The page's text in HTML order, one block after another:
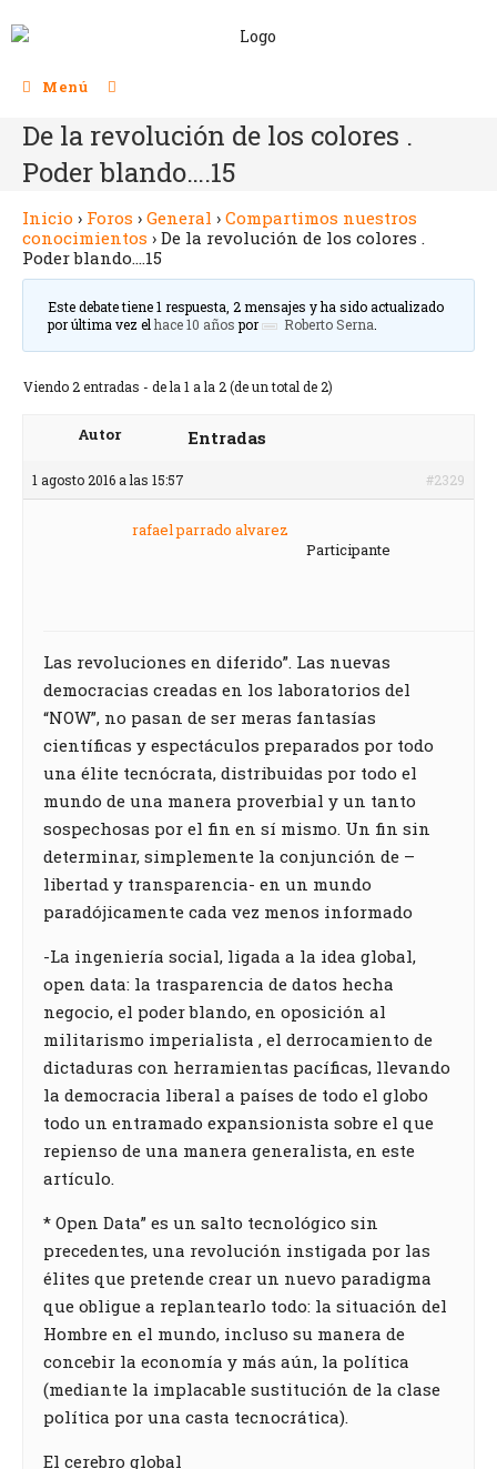
Menú
De la revolución de los colores .
Poder blando….15
Inicio › Foros › General › Compartimos nuestros
conocimientos › De la revolución de los colores .
Poder blando….15
Este debate tiene 1 respuesta, 2 mensajes y ha sido actualizado
por última vez el hace 10 añospor Roberto Serna
Viendo 2 entradas - de la 1 a la 2 (de un total de 2)
Autor Entradas
1 agosto 2016 a las 15:57 #2329
rafael parrado alvarez
Participante
Las revoluciones en diferido”. Las nuevas
democracias creadas en los laboratorios del
“NOW”, no pasan de ser meras fantasías
científicas y espectáculos preparados por todo
una élite tecnócrata, distribuidas por todo el
mundo de una manera proverbial y un tanto
sospechosas por el fin en sí mismo. Un fin sin
determinar, simplemente la conjunción de –
libertad y transparencia- en un mundo
paradójicamente cada vez menos informado
-La ingeniería social, ligada a la idea global,
open data: la trasparencia de datos hecha
negocio, el poder blando, en oposición al
militarismo imperialista , el derrocamiento de
dictaduras con herramientas pacíficas, llevando
la democracia liberal a países de todo el globo
todo un entramado expansionista sobre el que
repienso de una manera generalista, en este
artículo.
* Open Data” es un salto tecnológico sin
precedentes, una revolución instigada por las
élites que pretende crear un nuevo paradigma
que obligue a replantearlo todo: la situación del
Hombre en el mundo, incluso su manera de
concebir la economía y más aún, la política
(mediante la implacable sustitución de la clase
política por una casta tecnocrática).
El cerebro global